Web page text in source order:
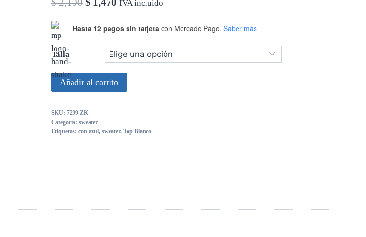
originalactual
es:
IVA incluido
Hasta 12 pagos sin tarjetacon Mercado Pago. Saber más
Talla
Sweater
top
con
azul
Añadir al carrito
SKU: 7299 ZK
Categoría: sweater
Etiquetas: con azul, sweater, Top Blanco